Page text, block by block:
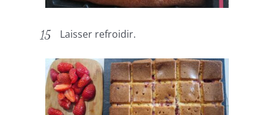
Laisser refroidir.